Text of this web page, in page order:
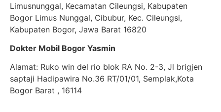
Limusnunggal, Kecamatan Cileungsi, Kabupaten
Bogor Limus Nunggal, Cibubur, Kec. Cileungsi,
Kabupaten Bogor, Jawa Barat 16820
Dokter Mobil Bogor Yasmin
Alamat: Ruko win del rio blok RA No. 2-3, Jl brigjen
saptaji Hadipawira No.36 RT/01/01, Semplak,Kota
Bogor Barat , 16114